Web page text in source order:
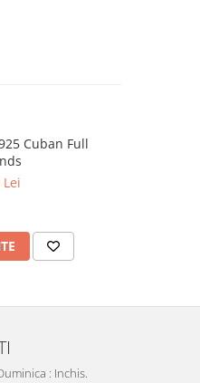
Cuban Full
: Inchis.